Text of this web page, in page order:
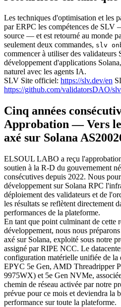
Les techniques d'optimisation et les
par ERPC les compétences de
source — et est retourné au monde
seulement deux commandes, slv
commencer à utiliser des validateurs
développement d'applications
naturel avec les agents IA.
SLV Site officiel: https://slv.dev/en
https://github.com/validatorsDAO/slv
Cinq années
Approbation — Vers le
axé sur Solana
ELSOUL LABO a reçu
soutien à la R-D du gouvernement
consécutives depuis 2022. Nous
développement sur Solana RPC
déploiement des validateurs et de
les résultats se reflètent directement
performances de la plateforme.
En tant que point culminant de cette
développement, nous nous
axé sur Solana, exploité sous notre
assigné par RIPE NCC. Le
configuration matérielle unifiée de
EPYC 5e Gen, AMD Threadripper
9975WX) et 5e Gen NVMe,
chemin de réseau activée par notre
prévue pour ce mois et deviendra la
performance sur toute la plateforme.